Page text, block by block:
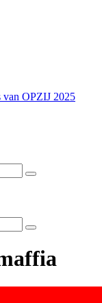
van OPZIJ 2025
Zoek
Zoek